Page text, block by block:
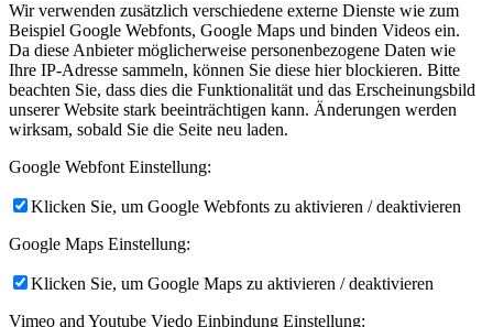
Wir verwenden zusätzlich verschiedene externe Dienste wie zum
Beispiel Google Webfonts, Google Maps und binden Videos ein.
Da diese Anbieter möglicherweise personenbezogene Daten wie
Ihre IP-Adresse sammeln, können Sie diese hier blockieren. Bitte
beachten Sie, dass dies die Funktionalität und das Erscheinungsbild
unserer Website stark beeinträchtigen kann. Änderungen werden
wirksam, sobald Sie die Seite neu laden.
Google Webfont Einstellung:
Klicken Sie, um Google Webfonts zu aktivieren / deaktivieren
Google Maps Einstellung:
Klicken Sie, um Google Maps zu aktivieren / deaktivieren
Vimeo and Youtube Viedo Einbindung Einstellung: